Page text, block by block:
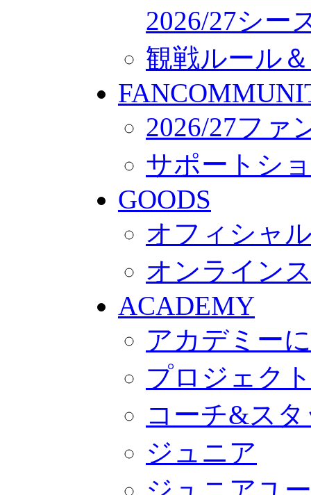
2026/27シー
観戦ルール
2026/27ファ
サポートシ
GOODS
オフィシャ
オンライン
ACADEMY
アカデミー
プロジェク
コーチ&ス
ジュニア